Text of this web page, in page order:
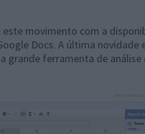
movimento com a
Docs. A última novidade
grande ferramenta de análise